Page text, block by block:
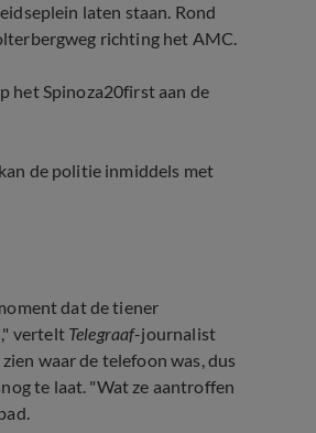
laten staan. Rond
richting het AMC.
het Spinoza20first aan de
de politie inmiddels met
dat de tiener
vertelt Telegraaf-journalist
waar de telefoon was, dus
te laat. "Wat ze aantroffen